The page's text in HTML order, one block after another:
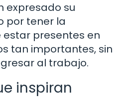
expresado su
por tener la
presentes en
tan importantes, sin
al trabajo.
inspiran